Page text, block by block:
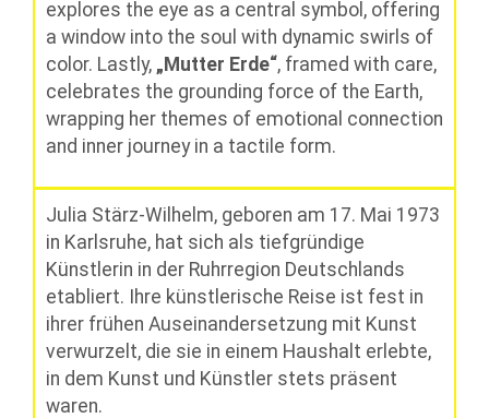
explores the eye as a central symbol, offering
a window into the soul with dynamic swirls of
color. Lastly, „Mutter Erde“, framed with care,
celebrates the grounding force of the Earth,
wrapping her themes of emotional connection
and inner journey in a tactile form.
Julia Stärz-Wilhelm, geboren am 17. Mai 1973
in Karlsruhe, hat sich als tiefgründige
Künstlerin in der Ruhrregion Deutschlands
etabliert. Ihre künstlerische Reise ist fest in
ihrer frühen Auseinandersetzung mit Kunst
verwurzelt, die sie in einem Haushalt erlebte,
in dem Kunst und Künstler stets präsent
waren.